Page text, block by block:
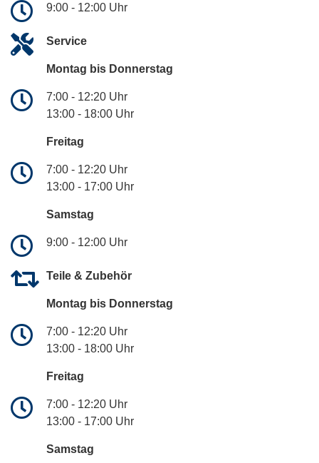
9:00 - 12:00 Uhr
Service
Montag bis Donnerstag
7:00 - 12:20 Uhr
13:00 - 18:00 Uhr
Freitag
7:00 - 12:20 Uhr
13:00 - 17:00 Uhr
Samstag
9:00 - 12:00 Uhr
Teile & Zubehör
Montag bis Donnerstag
7:00 - 12:20 Uhr
13:00 - 18:00 Uhr
Freitag
7:00 - 12:20 Uhr
13:00 - 17:00 Uhr
Samstag